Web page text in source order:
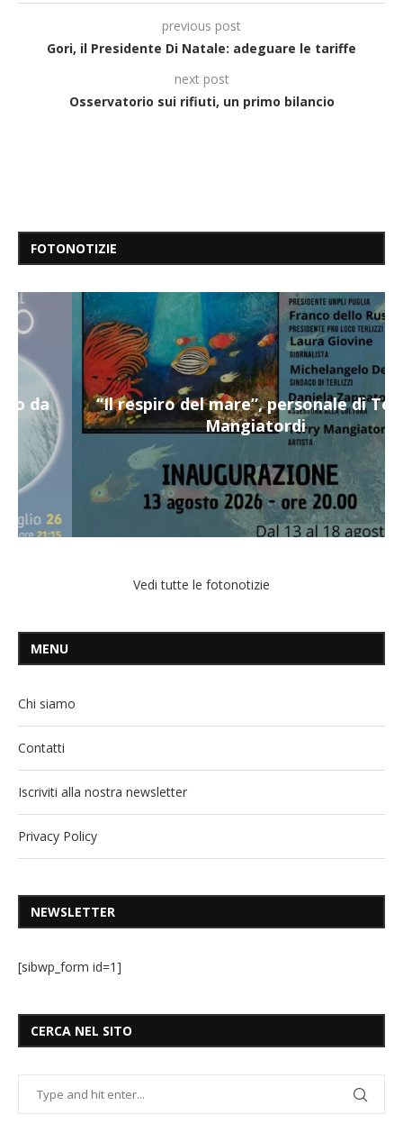
previous post
Gori, il Presidente Di Natale: adeguare le tariffe
next post
Osservatorio sui rifiuti, un primo bilancio
FOTONOTIZIE
“Il respiro del mare”, personale di Terry
Mangiatordi
Vedi tutte le fotonotizie
MENU
Chi siamo
Contatti
Iscriviti alla nostra newsletter
Privacy Policy
NEWSLETTER
[sibwp_form id=1]
CERCA NEL SITO